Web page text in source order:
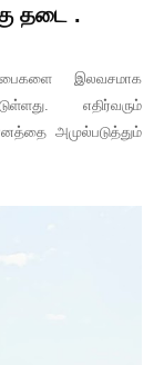
தடை .
இலவசமாக
எதிர்வரும்
அமுல்படுத்தும்